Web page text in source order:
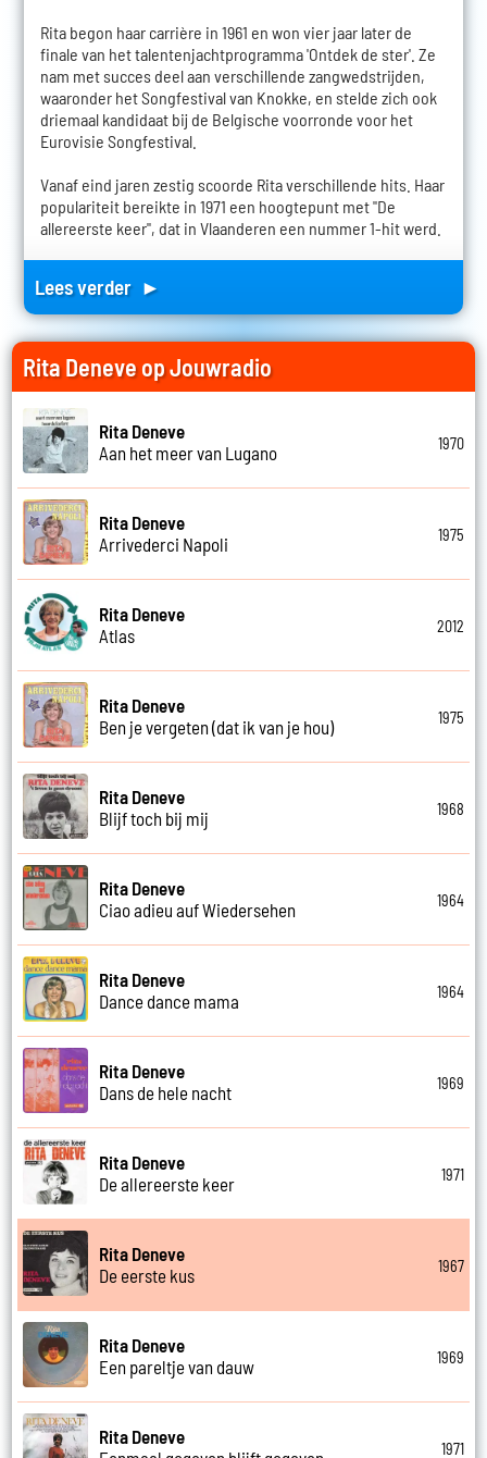
Rita begon haar carrière in 1961 en won vier jaar later de
finale van het talentenjachtprogramma 'Ontdek de ster'. Ze
nam met succes deel aan verschillende zangwedstrijden,
waaronder het Songfestival van Knokke, en stelde zich ook
driemaal kandidaat bij de Belgische voorronde voor het
Eurovisie Songfestival.
Vanaf eind jaren zestig scoorde Rita verschillende hits. Haar
populariteit bereikte in 1971 een hoogtepunt met "De
allereerste keer", dat in Vlaanderen een nummer 1-hit werd.
Lees verder ►
Rita Deneve op Jouwradio
Rita Deneve
Aan het meer van Lugano
1970
Rita Deneve
Arrivederci Napoli
1975
Rita Deneve
Atlas
2012
Rita Deneve
Ben je vergeten (dat ik van je hou)
1975
Rita Deneve
Blijf toch bij mij
1968
Rita Deneve
Ciao adieu auf Wiedersehen
1964
Rita Deneve
Dance dance mama
1964
Rita Deneve
Dans de hele nacht
1969
Rita Deneve
De allereerste keer
1971
Rita Deneve
De eerste kus
1967
Rita Deneve
Een pareltje van dauw
1969
Rita Deneve
1971